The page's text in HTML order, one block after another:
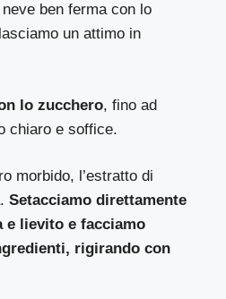
ben ferma con lo
un attimo in
lo zucchero, fino ad
chiaro e soffice.
morbido, l’estratto di
Setacciamo direttamente
e lievito e facciamo
rigirando con